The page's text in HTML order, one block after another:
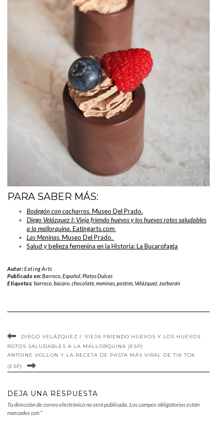
PARA SABER MÁS:
Bodegón con cacharros. Museo Del Prado.
Diego Velázquez I: Vieja friendo huevos y los huevos rotos saludables
a la mallorquina. Eatingarts.com
Las Meninas. Museo Del Prado.
Salud y belleza femenina en la Historia: La Bucarofagia
Autor:Eating Arts
Publicado en:Barroco ,Español ,Platos Dulces
Etiquetas: barroco, búcaro, chocolate, meninas, postres, Velázquez, zurbarán
DIEGO VELÁZQUEZ I: VIEJA FRIENDO HUEVOS Y LOS HUEVOS
ROTOS SALUDABLES A LA MALLORQUINA (ESP)
ANTOINE VOLLON Y LA RECETA DE PASTA MÁS VIRAL DE TIK TOK
(ESP)
DEJA UNA RESPUESTA
Tu dirección de correo electrónico no será publicada. Los campos obligatorios están
marcados con *